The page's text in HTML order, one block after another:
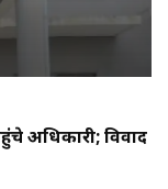
अधिकारी; विवाद